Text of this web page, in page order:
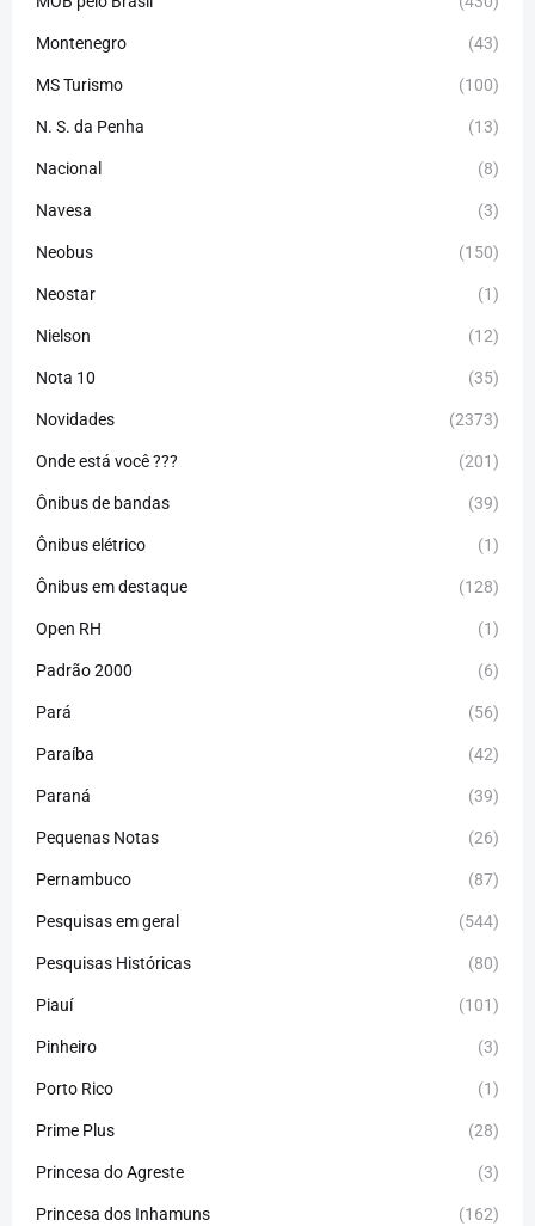
Montenegro (43)
MS Turismo (100)
N. S. da Penha (13)
Nacional (8)
Navesa (3)
Neobus (150)
Neostar (1)
Nielson (12)
Nota 10 (35)
Novidades (2373)
Onde está você ??? (201)
Ônibus de bandas (39)
Ônibus elétrico (1)
Ônibus em destaque (128)
Open RH (1)
Padrão 2000 (6)
Pará (56)
Paraíba (42)
Paraná (39)
Pequenas Notas (26)
Pernambuco (87)
Pesquisas em geral (544)
Pesquisas Históricas (80)
Piauí (101)
Pinheiro (3)
Porto Rico (1)
Prime Plus (28)
Princesa do Agreste (3)
Princesa dos Inhamuns (162)